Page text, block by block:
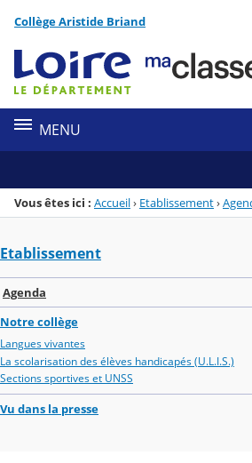
Menu de la rubrique
Contenu
Collège Aristide Briand
MENU
Vous êtes ici : Accueil› Etablissement›
Etablissement
Agenda
Notre collège
Langues vivantes
La scolarisation des élèves handicapés (U.L.I.S.)
Sections sportives et UNSS
Vu dans la presse